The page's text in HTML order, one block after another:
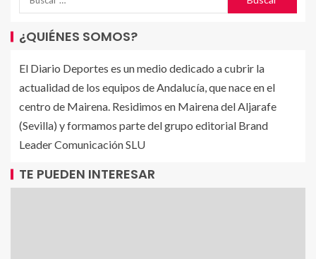
¿QUIÉNES SOMOS?
El Diario Deportes es un medio dedicado a cubrir la
actualidad de los equipos de Andalucía, que nace en el
centro de Mairena. Residimos en Mairena del Aljarafe
(Sevilla) y formamos parte del grupo editorial Brand
Leader Comunicación SLU
TE PUEDEN INTERESAR